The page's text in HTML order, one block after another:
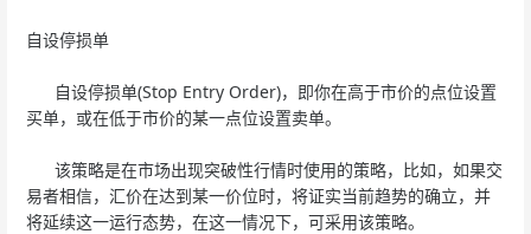
自设停损单
自设停损单(Stop Entry Order)，即你在高于市价的点位设置
买单，或在低于市价的某一点位设置卖单。
该策略是在市场出现突破性行情时使用的策略，比如，如果交
易者相信，汇价在达到某一价位时，将证实当前趋势的确立，并
将延续这一运行态势，在这一情况下，可采用该策略。